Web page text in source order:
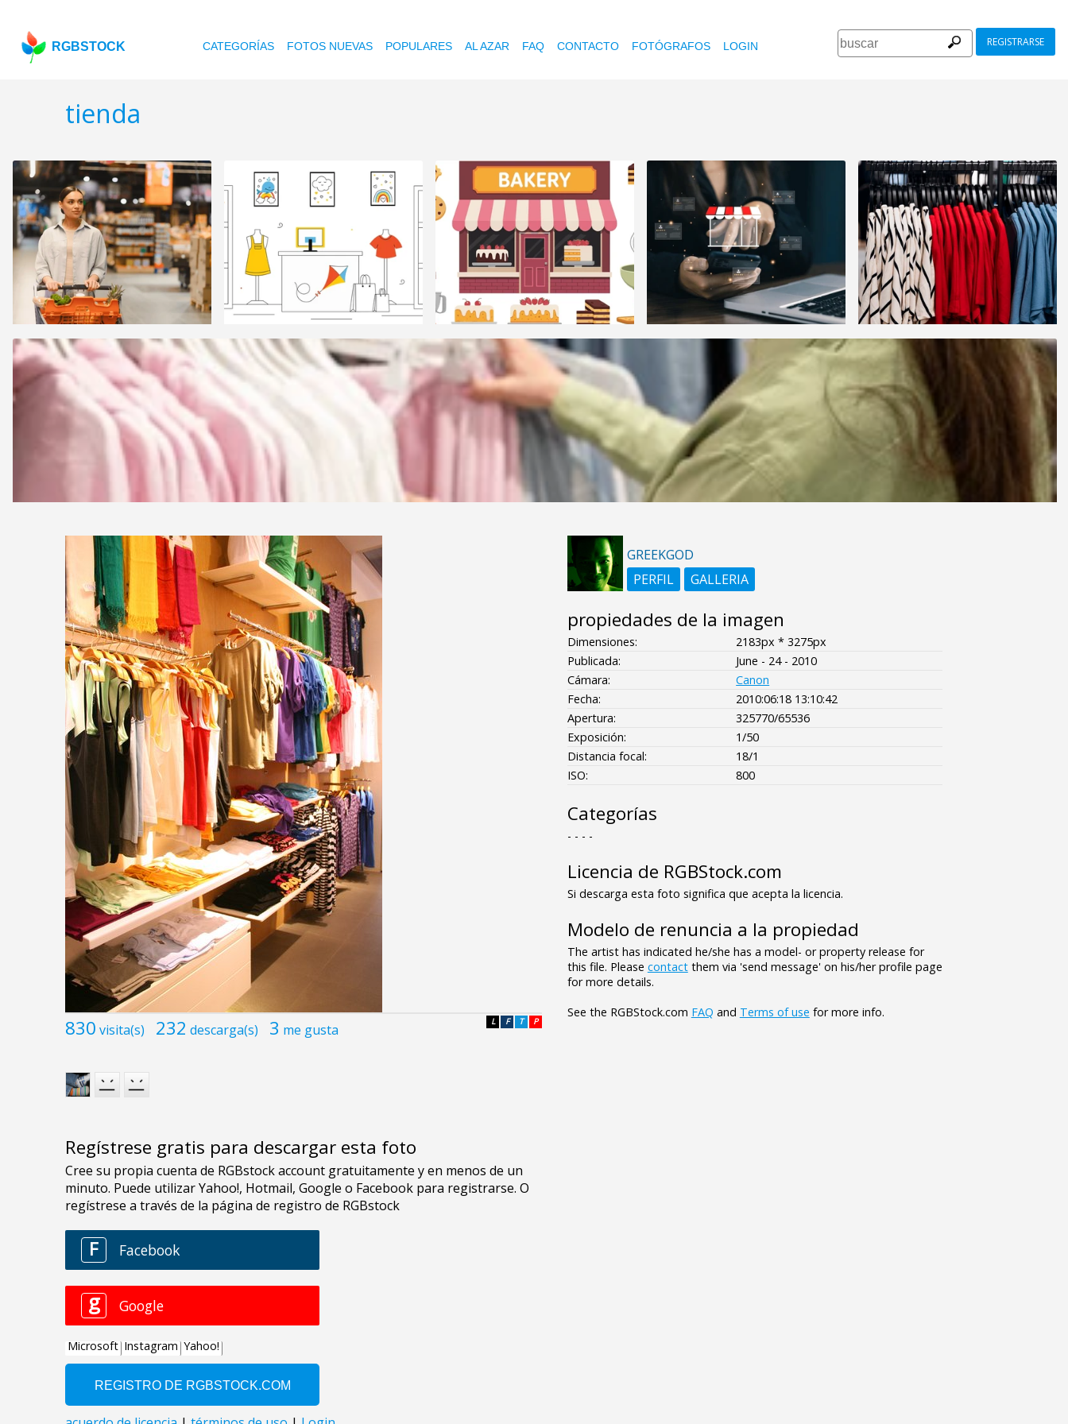
RGBSTOCK CATEGORÍAS FOTOS NUEVAS POPULARES AL AZAR FAQ CONTACTO FOTÓGRAFOS LOGIN REGISTRARSE
tienda
830 visita(s) 232 descarga(s) 3 me gusta P
T
F
L
Regístrese gratis para descargar esta foto
GREEKGOD
PERFIL
GALLERIA
propiedades de la imagen
Dimensiones:
2183px * 3275px
Publicada:
June - 24 - 2010
Cámara:
Canon
Fecha:
2010:06:18 13:10:42
Apertura:
325770/65536
Exposición:
1/50
Distancia focal:
18/1
ISO:
800
Categorías
- - - -
Licencia de RGBStock.com
Si descarga esta foto significa que acepta la licencia.
Modelo de renuncia a la propiedad
The artist has indicated he/she has a model- or property release for
this file. Please contactthem via 'send message' on his/her profile page
for more details.
See the RGBStock.com FAQ and Terms of use for more info.